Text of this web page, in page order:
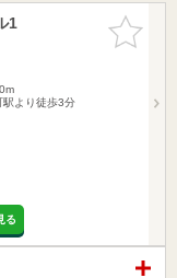
お気に入
りに追加
1
駅より徒歩3分
る